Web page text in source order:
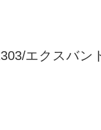
エクスバン